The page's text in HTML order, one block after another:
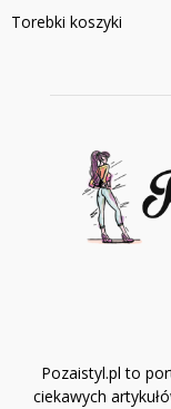
Torebki koszyki
Pozaistyl.pl to
ciekawych